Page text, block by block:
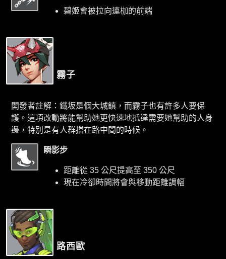
碧姬會被拉向連枷的前端
霧子
開發者註解：鐵坂是個大城鎮，而霧子也有許多人要保
護。這項改動將能幫助她更快速地抵達需要她幫助的人身
邊，特別是有人群擋在路中間的時候。
瞬影步
距離從 35 公尺提高至 350 公尺
現在冷卻時間將會與移動距離調幅
路西歐